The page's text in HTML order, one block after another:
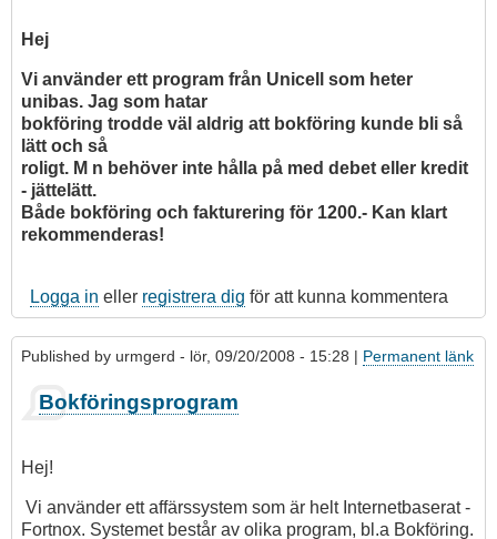
bokföringsprogram
jonas_k_a
Hej
Vi använder ett program från Unicell som heter
unibas. Jag som hatar
bokföring trodde väl aldrig att bokföring kunde bli så
lätt och så
roligt. M n behöver inte hålla på med debet eller kredit
- jättelätt.
Både bokföring och fakturering för 1200.- Kan klart
rekommenderas!
Logga in eller registrera dig för att kunna kommentera
Published by urmgerd - lör, 09/20/2008 - 15:28 | Permanent länk
Bokföringsprogram
Hej!
Vi använder ett affärssystem som är helt Internetbaserat -
Fortnox. Systemet består av olika program, bl.a Bokföring.